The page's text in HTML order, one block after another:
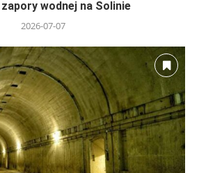
wodnej na Solinie
2026-07-07